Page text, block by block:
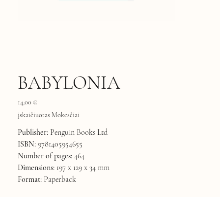
BABYLONIA
14,00 €
įskaičiuotas Mokesčiai
Publisher:Penguin Books Ltd
ISBN:9781405954655
Number of pages:464
Dimensions:197 x 129 x 34 mm
Format:Paperback